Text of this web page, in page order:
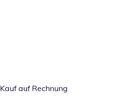
Kauf auf Rechnung